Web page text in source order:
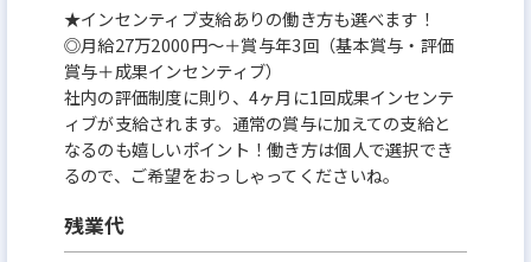
★インセンティブ支給ありの働き方も選べます！
◎月給27万2000円～＋賞与年3回（基本賞与・評価
賞与＋成果インセンティブ）
社内の評価制度に則り、4ヶ月に1回成果インセンテ
ィブが支給されます。通常の賞与に加えての支給と
なるのも嬉しいポイント！働き方は個人で選択でき
るので、ご希望をおっしゃってくださいね。
残業代